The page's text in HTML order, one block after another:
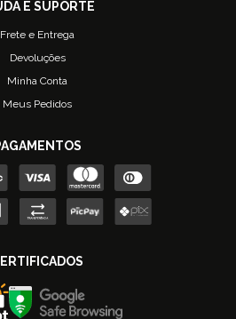
Frete e Entrega
Devoluções
Minha Conta
Meus Pedidos